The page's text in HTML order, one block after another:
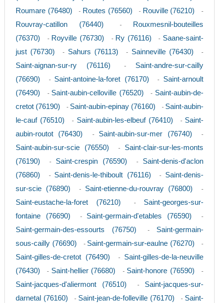
Roumare (76480) - Routes (76560) - Rouville (76210) -
Rouvray-catillon (76440) -
Rouxmesnil-bouteilles
(76370)
- Royville (76730) - Ry (76116) - Saane-saint-
just (76730)
- Sahurs (76113) - Sainneville (76430) -
Saint-aignan-sur-ry (76116) - Saint-andre-sur-cailly
(76690)
- Saint-antoine-la-foret (76170) - Saint-arnoult
(76490)
- Saint-aubin-celloville (76520) - Saint-aubin-de-
cretot (76190)
- Saint-aubin-epinay (76160) - Saint-aubin-
le-cauf (76510)
- Saint-aubin-les-elbeuf (76410) - Saint-
aubin-routot (76430)
- Saint-aubin-sur-mer (76740) -
Saint-aubin-sur-scie (76550) - Saint-clair-sur-les-monts
(76190)
- Saint-crespin (76590) - Saint-denis-d'aclon
(76860)
- Saint-denis-le-thiboult (76116) - Saint-denis-
sur-scie (76890)
- Saint-etienne-du-rouvray (76800) -
Saint-eustache-la-foret (76210) - Saint-georges-sur-
fontaine (76690)
- Saint-germain-d'etables (76590) -
Saint-germain-des-essourts (76750) - Saint-germain-
sous-cailly (76690)
- Saint-germain-sur-eaulne (76270) -
Saint-gilles-de-cretot (76490) - Saint-gilles-de-la-neuville
(76430)
- Saint-hellier (76680) - Saint-honore (76590) -
Saint-jacques-d'aliermont (76510) - Saint-jacques-sur-
darnetal (76160)
- Saint-jean-de-folleville (76170) - Saint-